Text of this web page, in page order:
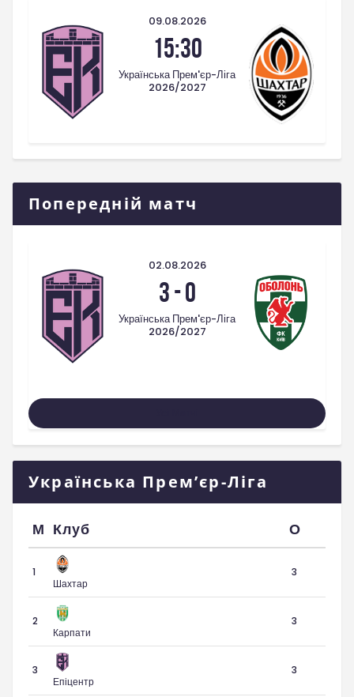
09.08.2026
15:30
Українська Прем'єр-Ліга
2026/2027
Попередній матч
02.08.2026
3-0
Українська Прем'єр-Ліга
2026/2027
Українська Прем’єр-Ліга
М Клуб О
1
Шахтар
3
2
Карпати
3
3
Епіцентр
3